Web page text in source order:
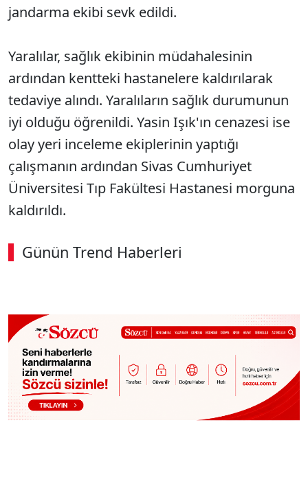
jandarma ekibi sevk edildi.
Yaralılar, sağlık ekibinin müdahalesinin
ardından kentteki hastanelere kaldırılarak
tedaviye alındı. Yaralıların sağlık durumunun
iyi olduğu öğrenildi. Yasin Işık'ın cenazesi ise
olay yeri inceleme ekiplerinin yaptığı
çalışmanın ardından Sivas Cumhuriyet
Üniversitesi Tıp Fakültesi Hastanesi morguna
kaldırıldı.
Günün Trend Haberleri